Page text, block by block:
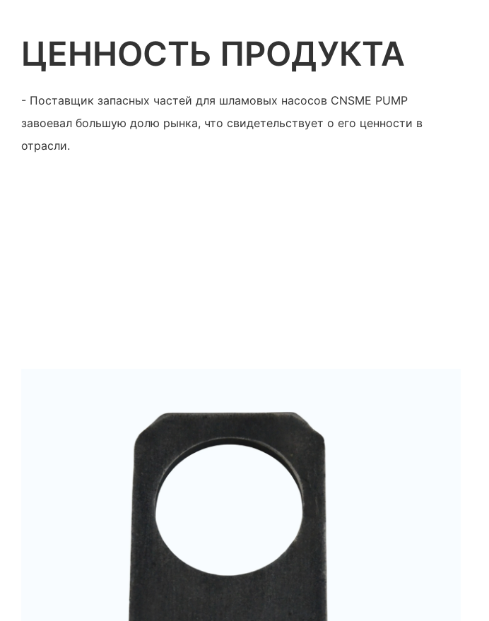
ЦЕННОСТЬ ПРОДУКТА
- Поставщик запасных частей для шламовых насосов CNSME PUMP
завоевал большую долю рынка, что свидетельствует о его ценности в
отрасли.